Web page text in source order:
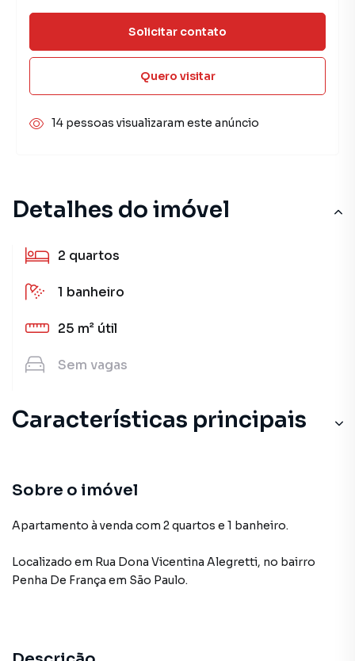
Detalhes do imóvel
2 quartos
1 banheiro
25 m² útil
Sem vagas
Características principais
Sobre o imóvel
Apartamento à venda com 2 quartos e 1 banheiro.
Localizado em Rua Dona Vicentina Alegretti, no bairro
Penha De França em São Paulo.
Solicitar contato
Quero visitar
14 pessoas visualizaram este anúncio